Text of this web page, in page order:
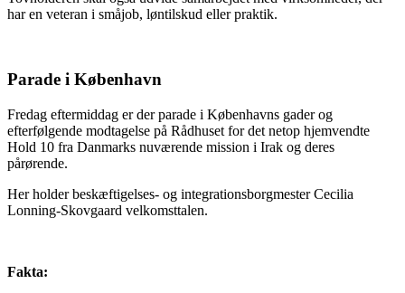
har en veteran i småjob, løntilskud eller praktik.
Parade i København
Fredag eftermiddag er der parade i Københavns gader og
efterfølgende modtagelse på Rådhuset for det netop hjemvendte
Hold 10 fra Danmarks nuværende mission i Irak og deres
pårørende.
Her holder beskæftigelses- og integrationsborgmester Cecilia
Lonning-Skovgaard velkomsttalen.
Fakta: